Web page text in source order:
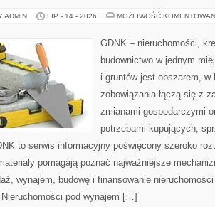
ADMIN LIP - 14 - 2026 MOŻLIWOŚĆ
GDNK – nieruchomości,
budownictwo w jednym
i gruntów jest obszarem, w
zobowiązania łączą się z
zmianami gospodarczymi
potrzebami kupujących,
to serwis informacyjny poświęcony szeroko
pomagają poznać najważniejsze
wynajem, budowę i finansowanie
pod wynajem […]